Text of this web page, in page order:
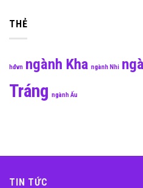
THẺ
hđvn ngành Kha ngành Nhi
Tráng ngành Ấu
TIN TỨC